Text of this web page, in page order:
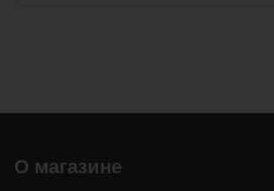
О магазине